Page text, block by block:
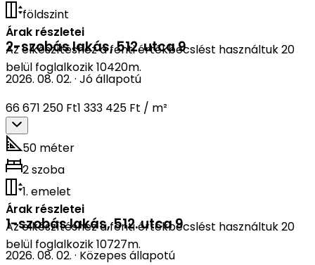
földszint
Árak részletei
Az elkészítéshez a fenti értékbecslést használtuk 20
belül foglalkozik 10420m.
2-szobás lakás,512. utca 9
2026. 08. 02. · Jó állapotú
66 671 250 Ft1 333 425 Ft / m²
50 méter
2 szoba
1. emelet
Árak részletei
Az elkészítéshez a fenti értékbecslést használtuk 20
belül foglalkozik 10727m.
1-szobás lakás,512. utca 9
2026. 08. 02. · Közepes állapotú